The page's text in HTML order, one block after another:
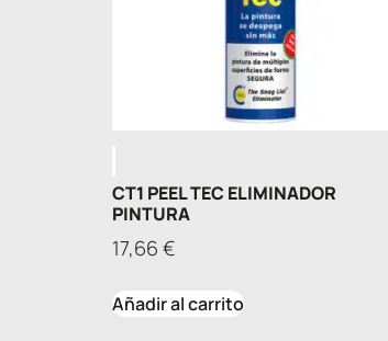
CT1 PEEL TEC ELIMINADOR
PINTURA
17,66 €
Añadir al carrito